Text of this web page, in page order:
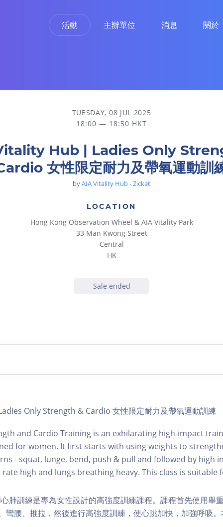
活動 主辦單位 消息 關於
TUESDAY, 08 JUL 2025
18:00 — 18:50 HKT
Hub | Ladies Only
女性限定耐力及帶氧運動訓
byAIA Vitality Hub - Zicket
LOCATION
Hong Kong Observation Wheel & AIA Vitality Park
33 Man Kwong Street
Central
HK
Sale ended
Only Strength & Cardio 女性限定耐力及帶氧運動訓練
and Cardio Training is an exhilarating high-impact
for women. It first starts with using weights to
- squat, lunge, bend, push & pull and followed by high
high and lungs breathing heavy. This class is suitable
肺訓練是專為女性設計的高強度訓練課程。課程首先使用舉
彎腰、推拉，然後進行高強度訓練，使心跳加快，加強呼吸